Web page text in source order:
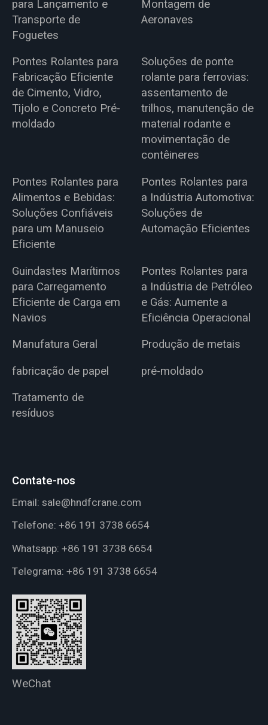
para Lançamento e
Transporte de
Foguetes
Montagem de
Aeronaves
Pontes Rolantes para
Fabricação Eficiente
de Cimento, Vidro,
Tijolo e Concreto Pré-
moldado
Soluções de ponte
rolante para ferrovias:
assentamento de
trilhos, manutenção de
material rodante e
movimentação de
contêineres
Pontes Rolantes para
Alimentos e Bebidas:
Soluções Confiáveis
para um Manuseio
Eficiente
Pontes Rolantes para
a Indústria Automotiva:
Soluções de
Automação Eficientes
Guindastes Marítimos
para Carregamento
Eficiente de Carga em
Navios
Pontes Rolantes para
a Indústria de Petróleo
e Gás: Aumente a
Eficiência Operacional
Manufatura Geral
Produção de metais
fabricação de papel
pré-moldado
Tratamento de
resíduos
Contate-nos
Email: sale@hndfcrane.com
Telefone: +86 191 3738 6654
Whatsapp: +86 191 3738 6654
Telegrama: +86 191 3738 6654
WeChat